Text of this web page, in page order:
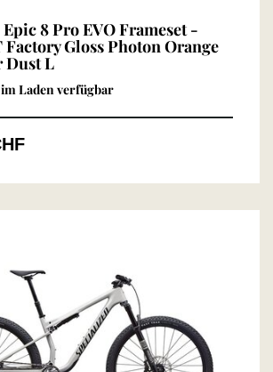
8 Pro EVO Frameset -
Factory Gloss Photon Orange
Dust L
Laden verfügbar